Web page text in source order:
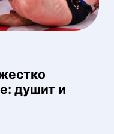
душит и